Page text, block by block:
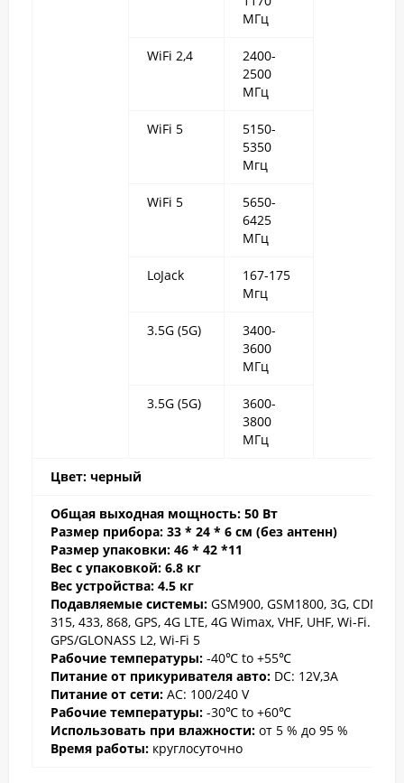
МГц
WiFi 2,4
2400-
2500
МГц
WiFi 5
5150-
5350
Мгц
WiFi 5
5650-
6425
МГц
LoJack
167-175
Мгц
3.5G (5G)
3400-
3600
МГц
3.5G (5G)
3600-
3800
МГц
Цвет: черный
Общая выходная мощность: 50 Вт
Размер прибора: 33 * 24 * 6 см (без антенн)
Размер упаковки: 46 * 42 *11
Вес с упаковкой: 6.8 кг
Вес устройства: 4.5 кг
Подавляемые системы: GSM900, GSM1800, 3G, CDMA,
315, 433, 868, GPS, 4G LTE, 4G Wimax, VHF, UHF, Wi-Fi.
GPS/GLONASS L2, Wi-Fi 5
Рабочие температуры: -40℃ to +55℃
Питание от прикуривателя авто: DC: 12V,3A
Питание от сети: AC: 100/240 V
Рабочие температуры: -30℃ to +60℃
Использовать при влажности: от 5 % до 95 %
Время работы: круглосуточно